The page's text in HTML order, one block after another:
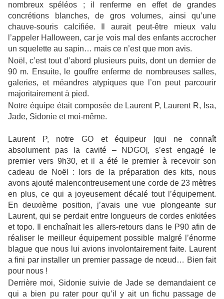
nombreux spéléos ; il renferme en effet de grandes
concrétions blanches, de gros volumes, ainsi qu’une
chauve-souris calcifiée. Il aurait peut-être mieux valu
l’appeler Halloween, car je vois mal des enfants accrocher
un squelette au sapin… mais ce n’est que mon avis.
Noël, c’est tout d’abord plusieurs puits, dont un dernier de
90 m. Ensuite, le gouffre enferme de nombreuses salles,
galeries, et méandres atypiques que l’on peut parcourir
majoritairement à pied.
Notre équipe était composée de Laurent P, Laurent R, Isa,
Jade, Sidonie et moi-même.
Laurent P, notre GO et équipeur [qui ne connaît
absolument pas la cavité – NDGO], s’est engagé le
premier vers 9h30, et il a été le premier à recevoir son
cadeau de Noël : lors de la préparation des kits, nous
avons ajouté malencontreusement une corde de 23 mètres
en plus, ce qui a joyeusement décalé tout l’équipement.
En deuxième position, j’avais une vue plongeante sur
Laurent, qui se perdait entre longueurs de cordes enkitées
et topo. Il enchaînait les allers-retours dans le P90 afin de
réaliser le meilleur équipement possible malgré l’énorme
blague que nous lui avions involontairement faite. Laurent
a fini par installer un premier passage de nœud… Bien fait
pour nous !
Derrière moi, Sidonie suivie de Jade se demandaient ce
qui a bien pu rater pour qu’il y ait un fichu passage de